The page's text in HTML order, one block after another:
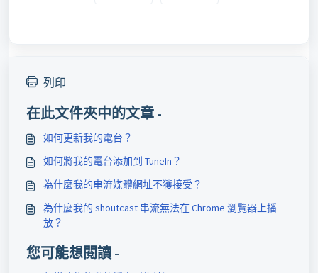
列印
在此文件夾中的文章 -
如何更新我的電台？
如何將我的電台添加到 TuneIn？
為什麼我的串流媒體網址不獲接受？
為什麼我的 shoutcast 串流無法在 Chrome 瀏覽器上播
放？
您可能想閱讀 -